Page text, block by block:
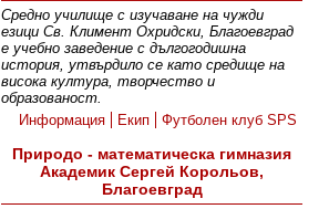
Средно училище с изучаване на чужди
езици Св. Климент Охридски, Благоевград
е учебно заведение с дългогодишна
история, утвърдило се като средище на
висока култура, творчество и
образованост.
Информация
Екип Футболен клуб SPS
Природо - математическа гимназия
Академик Сергей Корольов,
Благоевград